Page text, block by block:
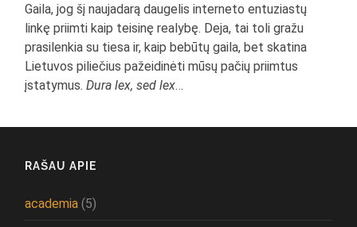
Gaila, jog šį naujadarą daugelis interneto entuziastų
linkę priimti kaip teisinę realybę. Deja, tai toli gražu
prasilenkia su tiesa ir, kaip bebūtų gaila, bet skatina
Lietuvos piliečius pažeidinėti mūsų pačių priimtus
įstatymus.Dura lex, sed lex…
RAŠAU APIE
academia (5)